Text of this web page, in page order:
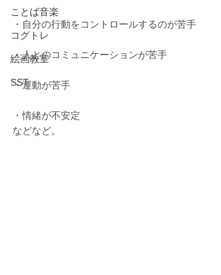
ことば音楽
コグトレ
絵画教室
SST
・自分の行動をコントロールするのが苦手
・人とのコミュニケーションが苦手
・運動が苦手
・情緒が不安定
などなど。